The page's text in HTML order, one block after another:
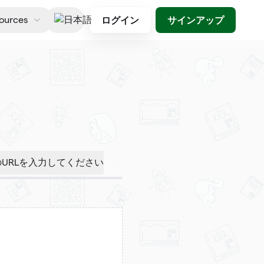
日本語
ログイン サインアップ
を入力してください